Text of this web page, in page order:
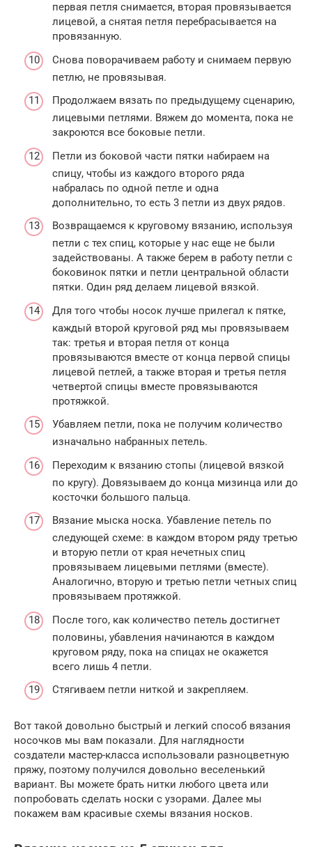
первая петля снимается, вторая провязывается
лицевой, а снятая петля перебрасывается на
провязанную.
Снова поворачиваем работу и снимаем первую
петлю, не провязывая.
Продолжаем вязать по предыдущему сценарию,
лицевыми петлями. Вяжем до момента, пока не
закроются все боковые петли.
Петли из боковой части пятки набираем на
спицу, чтобы из каждого второго ряда
набралась по одной петле и одна
дополнительно, то есть 3 петли из двух рядов.
Возвращаемся к круговому вязанию, используя
петли с тех спиц, которые у нас еще не были
задействованы. А также берем в работу петли с
боковинок пятки и петли центральной области
пятки. Один ряд делаем лицевой вязкой.
Для того чтобы носок лучше прилегал к пятке,
каждый второй круговой ряд мы провязываем
так: третья и вторая петля от конца
провязываются вместе от конца первой спицы
лицевой петлей, а также вторая и третья петля
четвертой спицы вместе провязываются
протяжкой.
Убавляем петли, пока не получим количество
изначально набранных петель.
Переходим к вязанию стопы (лицевой вязкой
по кругу). Довязываем до конца мизинца или до
косточки большого пальца.
Вязание мыска носка. Убавление петель по
следующей схеме: в каждом втором ряду третью
и вторую петли от края нечетных спиц
провязываем лицевыми петлями (вместе).
Аналогично, вторую и третью петли четных спиц
провязываем протяжкой.
После того, как количество петель достигнет
половины, убавления начинаются в каждом
круговом ряду, пока на спицах не окажется
всего лишь 4 петли.
Стягиваем петли ниткой и закрепляем.
Вот такой довольно быстрый и легкий способ вязания
носочков мы вам показали. Для наглядности
создатели мастер-класса использовали разноцветную
пряжу, поэтому получился довольно веселенький
вариант. Вы можете брать нитки любого цвета или
попробовать сделать носки с узорами. Далее мы
покажем вам красивые схемы вязания носков.